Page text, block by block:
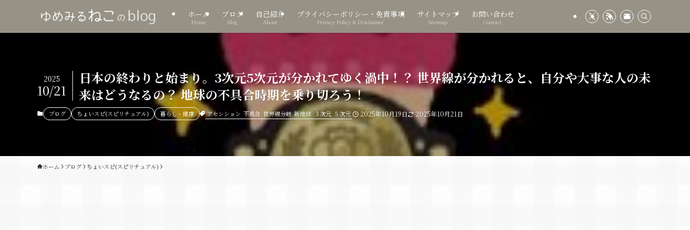
ホーム
Home
ブログ
Blog
自己紹介
About
プライバシーポリシー・免責事項
Privacy Policy & Disclaimer
サイトマップ
Sitemap
お問い合わせ
Contact
日本の終わりと始まり。3次元5次元が分かれてゆく渦中！？ 世界線が分かれると、自分や大事な人の未
来はどうなるの？ 地球の不具合時期を乗り切ろう！
2025
10/21
ブログ ちょいスピ(スピリチュアル) 暮らし・健康 アセンション 不具合 世界線分岐 新地球 ３次元 ５次元 2025年10月19日 2025年10月21日
ホーム ブログ ちょいスピ(スピリチュアル)